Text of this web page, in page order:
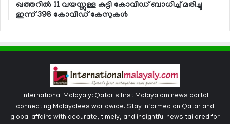
ഖത്തറില്‍ 11 വയസ്സുള്ള കുട്ടി കോവിഡ് ബാധിച്ച് മരിച്ചു
ഇന്ന് 398 കോവിഡ് കേസുകള്‍
International Malayaly: Qatar's first Malayalam news portal
connecting Malayalees worldwide. Stay informed on Qatar and
global affairs with accurate, timely, and insightful news tailored for